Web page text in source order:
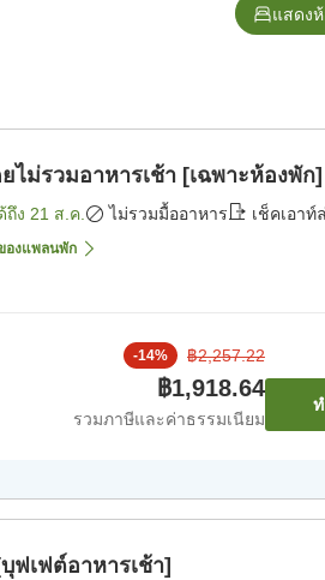
แสดง
ไม่รวมอาหารเช้า [เฉพาะห้องพัก]
ถึง 21 ส.ค. ไม่รวมมื้ออาหาร เช็คเอาท์
องแพลนพัก
-14% ฿2,257.22
฿1,918.64
รวมภาษีและค่าธรรมเนียม
ฟเฟต์อาหารเช้า]